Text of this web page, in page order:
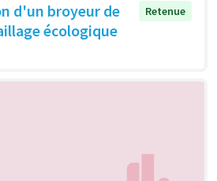
d'un broyeur de
écologique
Retenue